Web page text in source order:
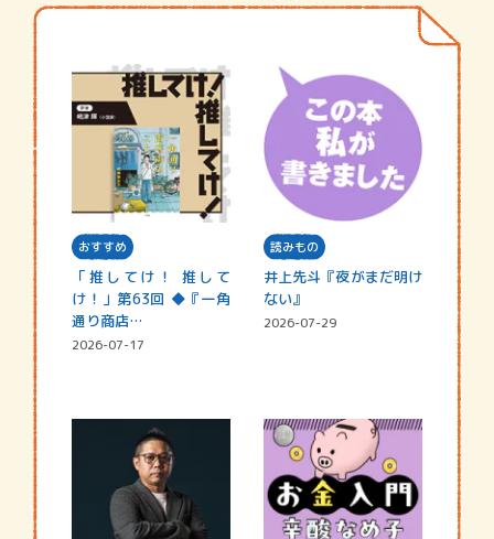
おすすめ
「推してけ！ 推して
け！」第63回 ◆『一角
通り商店…
2026-07-17
読みもの
井上先斗『夜がまだ明け
ない』
2026-07-29